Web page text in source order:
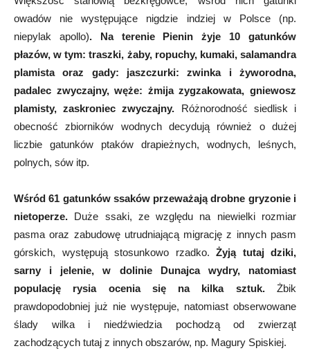
owadów nie występujące nigdzie indziej w Polsce (np.
niepylak apollo). Na terenie Pienin żyje 10 gatunków
płazów, w tym: traszki, żaby, ropuchy, kumaki, salamandra
plamista oraz gady: jaszczurki: zwinka i żyworodna,
padalec zwyczajny, węże: żmija zygzakowata, gniewosz
plamisty, zaskroniec zwyczajny. Różnorodność siedlisk i
obecność zbiorników wodnych decydują również o dużej
liczbie gatunków ptaków drapieżnych, wodnych, leśnych,
polnych, sów itp.
Wśród 61 gatunków ssaków przeważają drobne gryzonie i
nietoperze. Duże ssaki, ze względu na niewielki rozmiar
pasma oraz zabudowę utrudniającą migrację z innych pasm
górskich, występują stosunkowo rzadko. Żyją tutaj dziki,
sarny i jelenie, w dolinie Dunajca wydry, natomiast
populację rysia ocenia się na kilka sztuk.Żbik
prawdopodobniej już nie występuje, natomiast obserwowane
ślady wilka i niedźwiedzia pochodzą od zwierząt
zachodzących tutaj z innych obszarów, np. Magury Spiskiej.